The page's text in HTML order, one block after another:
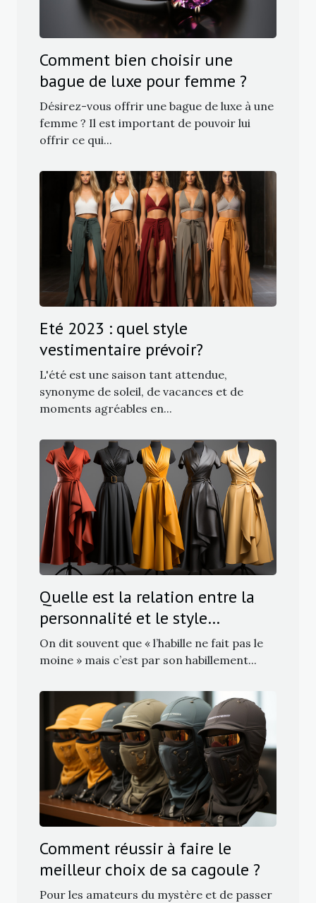
Comment bien choisir une
bague de luxe pour femme ?
Désirez-vous offrir une bague de luxe à une
femme ? Il est important de pouvoir lui
offrir ce qui...
Eté 2023 : quel style
vestimentaire prévoir?
L'été est une saison tant attendue,
synonyme de soleil, de vacances et de
moments agréables en...
Quelle est la relation entre la
personnalité et le style
vestimentaire ?
On dit souvent que « l’habille ne fait pas le
moine » mais c’est par son habillement...
Comment réussir à faire le
meilleur choix de sa cagoule ?
Pour les amateurs du mystère et de passer